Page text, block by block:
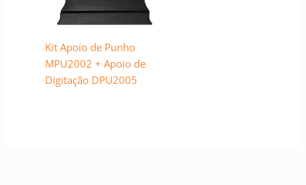
Kit Apoio de Punho
MPU2002 + Apoio de
Digitação DPU2005